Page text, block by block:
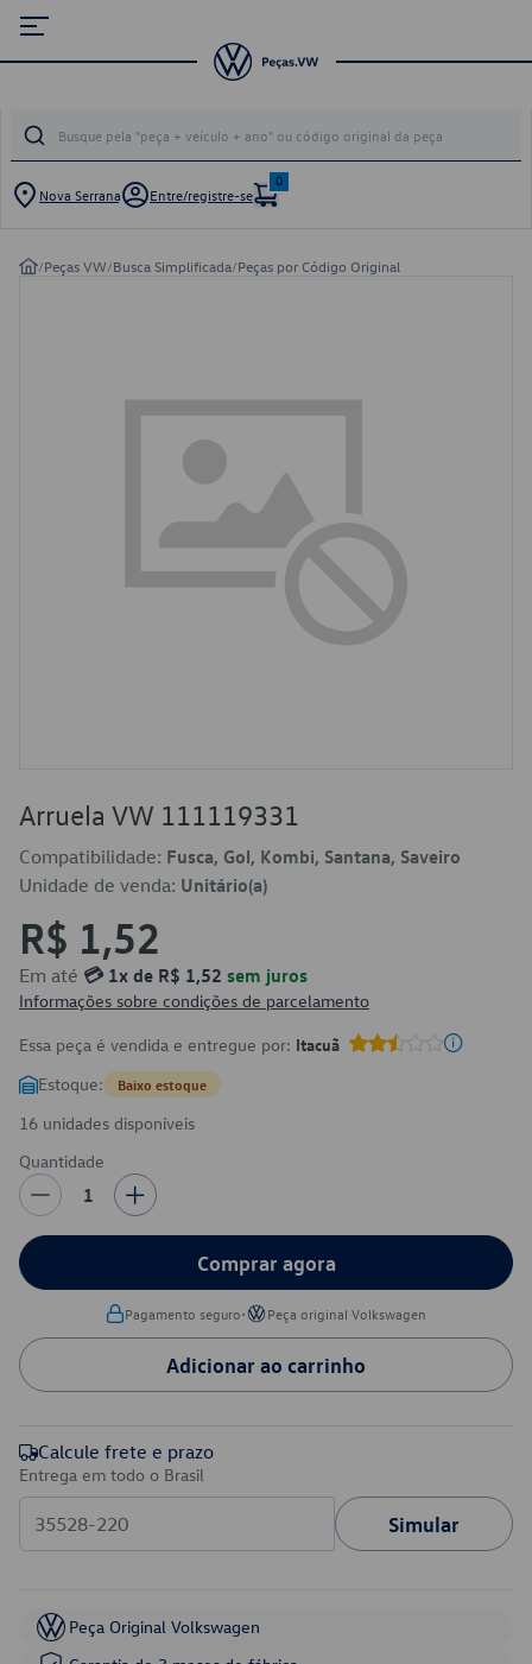
Nova Serrana Entre/registre-se
0
/Peças VW/Busca Simplificada/Peças por Código Original
Arruela VW 111119331
Compatibilidade: Fusca, Gol, Kombi, Santana, Saveiro
Unidade de venda: Unitário(a)
R$ 1,52
Em até 💳 1x de R$ 1,52 sem juros
Informações sobre condições de parcelamento
Essa peça é vendida e entregue por: Itacuã
Estoque: Baixo estoque
16 unidades disponíveis
Quantidade
1
Comprar agora
Pagamento seguro• Peça original Volkswagen
Adicionar ao carrinho
Calcule frete e prazo
Entrega em todo o Brasil
Simular
Peça Original Volkswagen